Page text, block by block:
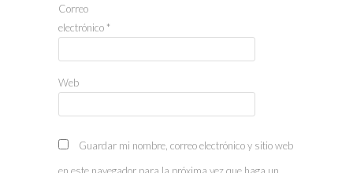
Correo
electrónico *
Web
Guardar mi nombre, correo electrónico y sitio web